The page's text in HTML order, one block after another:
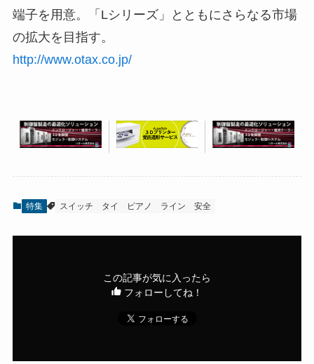
端子を用意。「Lシリーズ」とともにさらなる市場
の拡大を目指す。
http://www.otax.co.jp/
特集 スイッチ タイ ピアノ ライン 安全
この記事が気に入ったら
フォローしてね！